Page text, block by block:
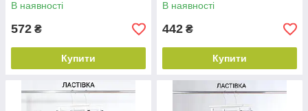
В наявності
572 ₴
Купити
В наявності
442 ₴
Купити